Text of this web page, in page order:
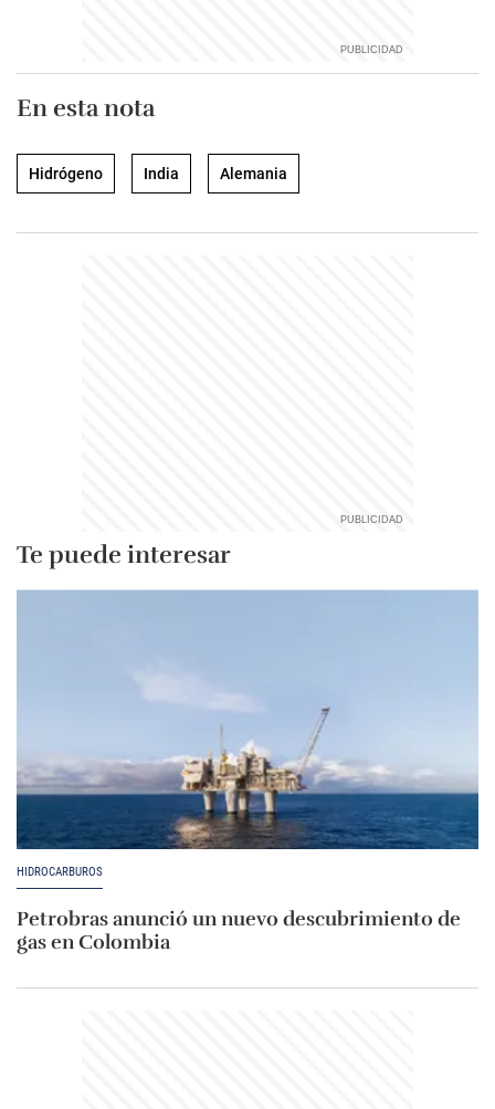
En esta nota
Hidrógeno India Alemania
Te puede interesar
HIDROCARBUROS
Petrobras anunció un nuevo descubrimiento de
gas en Colombia